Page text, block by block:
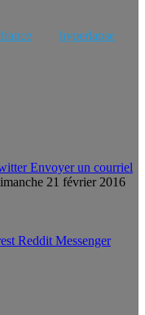
hyperlapse
Envoyer un courriel
21 février 2016
Reddit Messenger